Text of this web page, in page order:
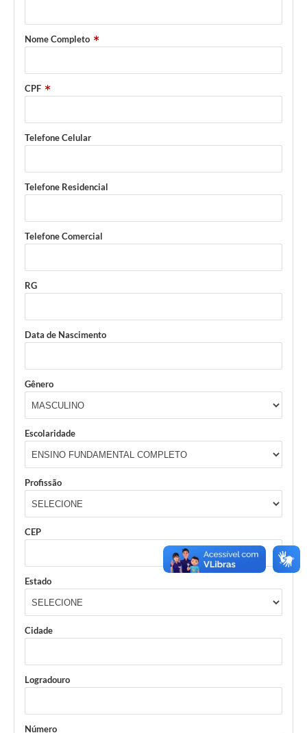
Enfrentando o COVID-19
Audiências Públicas
Arquivos para Download
Secretarias
Contas Públicas
Links
Serviços Online
Telefones Úteis
Enquete
Nome Completo
CPF
Telefone Celular
Telefone Residencial
Telefone Comercial
RG
Data de Nascimento
Gênero
Escolaridade
Profissão
CEP
Estado
Cidade
Logradouro
Número